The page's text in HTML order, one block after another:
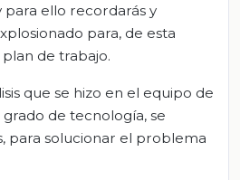
para ello recordarás y
para, de esta
de trabajo.
que se hizo en el equipo de
de tecnología, se
para solucionar el problema